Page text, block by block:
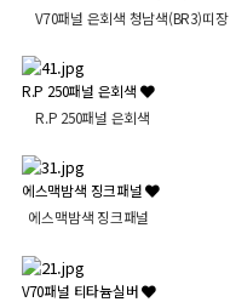
V70패널 은회색 청남색(BR3)띠장
R.P 250패널 은회색
R.P 250패널 은회색
에스맥밤색 징크패널
에스맥밤색 징크패널
V70패널 티타늄실버